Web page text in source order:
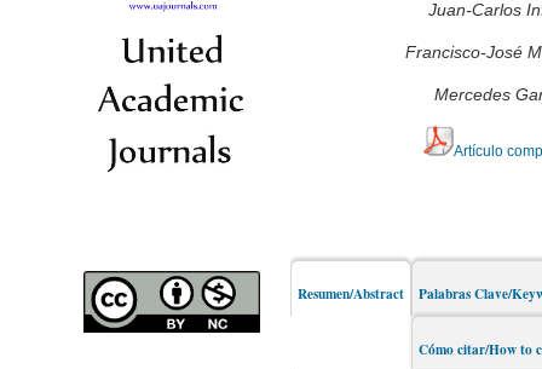
Juan-Carlos
Francisco-José
Mercedes
Artículo
Resumen/Abstract Palabras Clave/
Cómo citar/How to